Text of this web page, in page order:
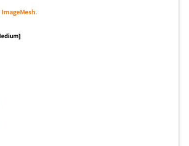
ImageMesh.